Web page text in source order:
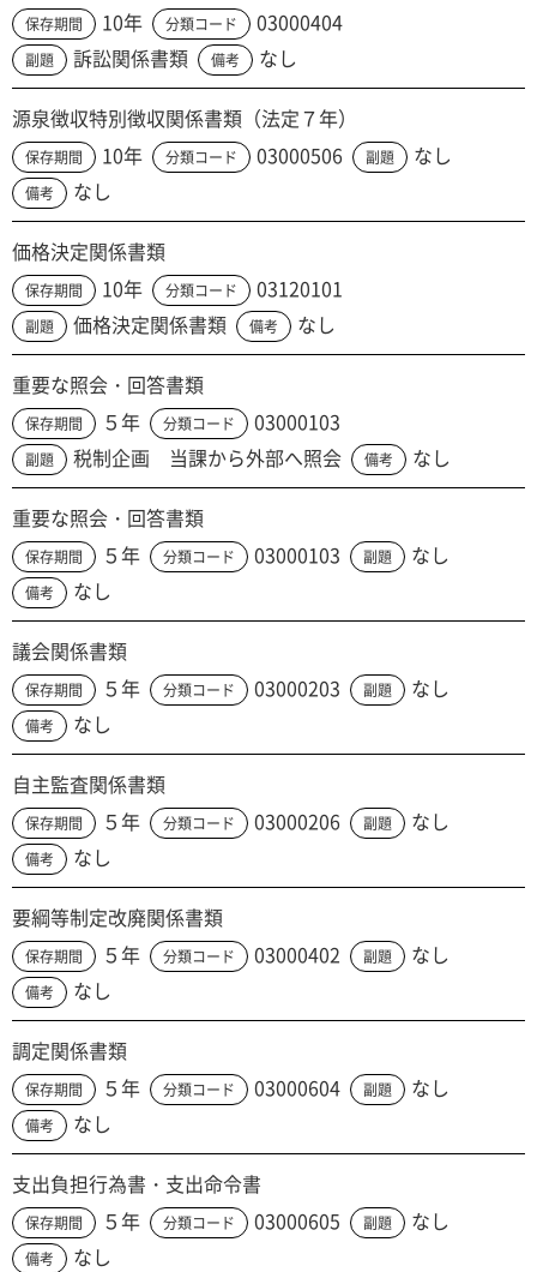
保存期間 10年 分類コード 03000404
副題 訴訟関係書類 備考 なし
源泉徴収特別徴収関係書類（法定７年）
保存期間 10年 分類コード 03000506 副題 なし
備考 なし
価格決定関係書類
保存期間 10年 分類コード 03120101
副題 価格決定関係書類 備考 なし
重要な照会・回答書類
保存期間 ５年 分類コード 03000103
副題 税制企画 当課から外部へ照会 備考 なし
重要な照会・回答書類
保存期間 ５年 分類コード 03000103 副題 なし
備考 なし
議会関係書類
保存期間 ５年 分類コード 03000203 副題 なし
備考 なし
自主監査関係書類
保存期間 ５年 分類コード 03000206 副題 なし
備考 なし
要綱等制定改廃関係書類
保存期間 ５年 分類コード 03000402 副題 なし
備考 なし
調定関係書類
保存期間 ５年 分類コード 03000604 副題 なし
備考 なし
支出負担行為書・支出命令書
保存期間 ５年 分類コード 03000605 副題 なし
備考 なし